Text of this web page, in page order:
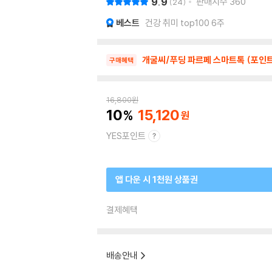
베스트 건강 취미 top100 6주
구매혜택 개굴씨/푸딩 파르페 스마트톡 (포인
16,800원
10 15,120
YES포인트
앱 다운 시 1천원 상품권
결제혜택
배송안내